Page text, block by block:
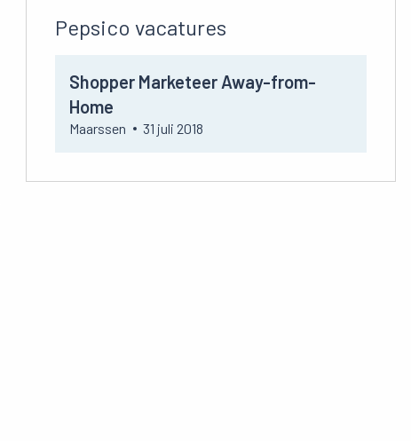
Pepsico vacatures
Shopper Marketeer Away-from-
Home
Maarssen 31 juli 2018
vacature
Shopper
Marketeer
Home